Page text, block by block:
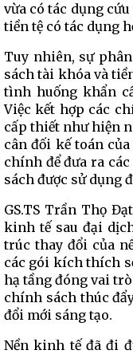
vừa có tác dụng
tiền tệ có tác dụng
Tuy nhiên, sự
sách tài khóa và
tình huống khẩn
Việc kết hợp các
cấp thiết như hiện
cân đối kế toán
chính để đưa ra
sách được sử dụng
GS.TS Trần Thọ
kinh tế sau đại
trúc thay đổi của
các gói kích thích
hạ tầng đóng vai
chính sách thúc
đổi mới sáng tạo.
Nền kinh tế đã đi